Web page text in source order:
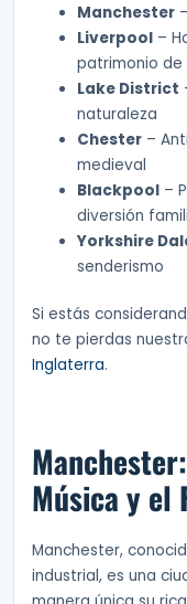
Manchester
Liverpool –
patrimonio de
Lake District
naturaleza
Chester –
medieval
Blackpool –
diversión
Yorkshire
senderismo
Si estás
no te pierdas
Inglaterra.
Música y el
Manchester,
industrial, es una